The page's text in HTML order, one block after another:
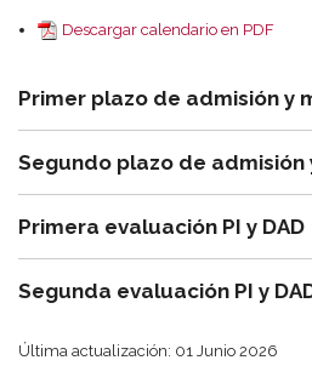
Descargar calendario en PDF
Primer plazo de admisión y
Segundo plazo de admisión
Primera evaluación PI y DAD
Segunda evaluación PI y
Última actualización: 01 Junio 2026